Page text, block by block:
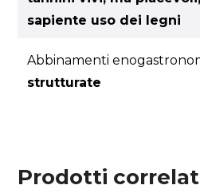
sapiente uso dei legni
Abbinamenti
strutturate
Prodotti